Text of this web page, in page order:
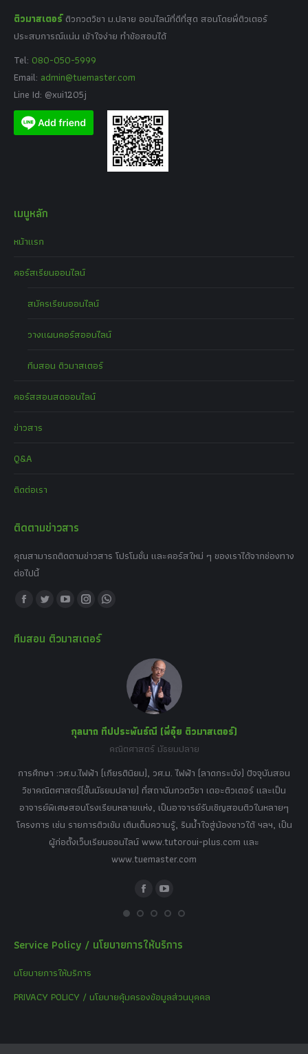
ติวมาสเตอร์ ติวกวดวิชา ม.ปลาย ออนไลน์ที่ดีที่สุด สอนโดยพี่ติวเตอร์
ประสบการณ์แน่น เข้าใจง่าย ทำข้อสอบได้
Tel: 080-050-5999
Email: admin@tuemaster.com
Line Id: @xui1205j
เมนูหลัก
หน้าแรก
คอร์สเรียนออนไลน์
สมัครเรียนออนไลน์
วางแผนคอร์สออนไลน์
ทีมสอน ติวมาสเตอร์
คอร์สสอนสดออนไลน์
ข่าวสาร
Q&A
ติดต่อเรา
ติดตามข่าวสาร
คุณสามารถติดตามข่าวสาร โปรโมชั่น และคอร์สใหม่ ๆ ของเราได้จากช่องทาง
ต่อไปนี้
Find us on:
Facebook
opens
Twitter
opens
YouTube
opens
Instagram
opens
Whatsapp
window
ทีมสอน ติวมาสเตอร์
กุลนาถ ทีปประพันธ์ณี (พี่อุ๋ย ติวมาสเตอร์)
คณิตศาสตร์ มัธยมปลาย
การศึกษา :วศ.บ.ไฟฟ้า (เกียรตินิยม), วศ.ม. ไฟฟ้า (ลาดกระบัง) ปัจจุบันสอน
วิชาคณิตศาสตร์(ชั้นมัธยมปลาย) ที่สถาบันกวดวิชา เดอะติวเตอร์ และเป็น
อาจารย์พิเศษสอนโรงเรียนหลายแห่ง, เป็นอาจารย์รับเชิญสอนติวในหลายๆ
โครงการ เช่น รายการติวเข้ม เติมเต็มความรู้, รินน้ำใจสู่น้องชาวใต้ ฯลฯ, เป็น
ผู้ก่อตั้งเว็บเรียนออนไลน์ www.tutoroui-plus.com และ
www.tuemaster.com
FacebookYouTube
Service Policy / นโยบายการให้บริการ
นโยบายการให้บริการ
PRIVACY POLICY / นโยบายคุ้มครองข้อมูลส่วนบุคคล